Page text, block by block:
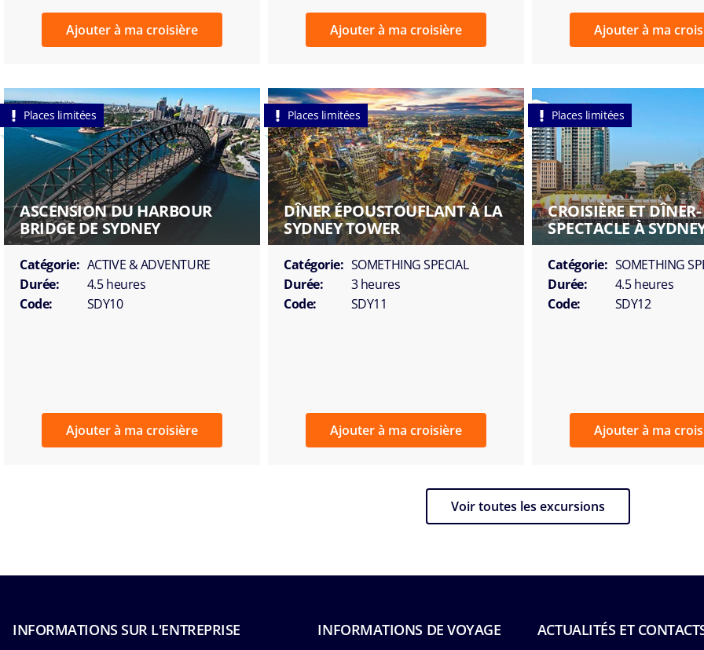
Ajouter à ma croisière Ajouter à ma croisière Ajouter à ma
Places limitées
ASCENSION DU HARBOUR
BRIDGE DE SYDNEY
Catégorie: ACTIVE & ADVENTURE
Durée:
4.5 heures
Code:
SDY10
Ajouter à ma croisière
Places limitées
DÎNER ÉPOUSTOUFLANT À LA
SYDNEY TOWER
Catégorie: SOMETHING SPECIAL
Durée:
3 heures
Code:
SDY11
Ajouter à ma croisière
Places limitées
CROISIÈRE ET DÎNER-
SPECTACLE À
Catégorie: SOMETHING
Durée:
4.5 heures
Code:
SDY12
Ajouter à ma
Voir toutes les excursions
INFORMATIONS SUR L'ENTREPRISE INFORMATIONS DE VOYAGE ACTUALITÉS ET